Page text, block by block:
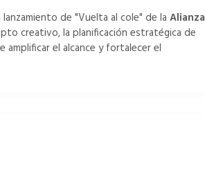
de "Vuelta al cole" de la Alianza
creativo, la planificación estratégica de
el alcance y fortalecer el